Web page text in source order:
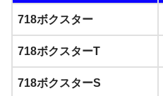
718ボクスター
718ボクスターT
718ボクスターS